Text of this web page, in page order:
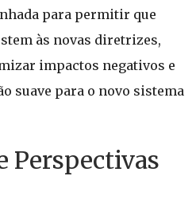
para permitir que
às novas diretrizes,
impactos negativos e
suave para o novo sistema
Perspectivas